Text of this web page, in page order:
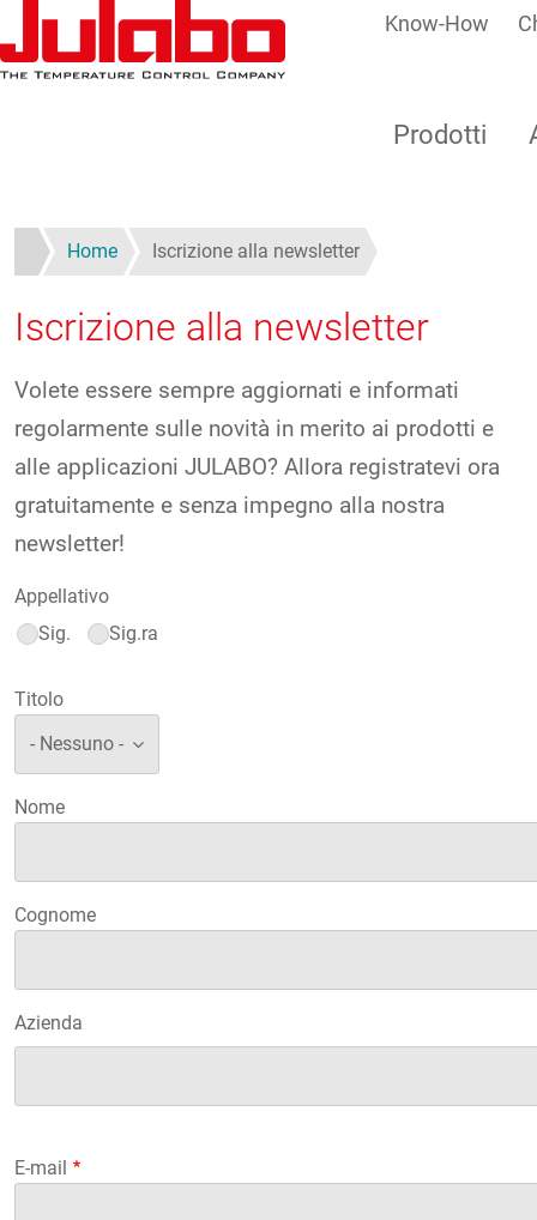
Salta al contenuto principale
Prodotti
Know-How
Home Iscrizione alla newsletter
Iscrizione alla newsletter
Volete essere sempre aggiornati e informati
regolarmente sulle novità in merito ai prodotti e
alle applicazioni JULABO? Allora registratevi ora
gratuitamente e senza impegno alla nostra
newsletter!
Appellativo
Sig.
Sig.ra
Titolo
Nome
Cognome
Azienda
E-mail